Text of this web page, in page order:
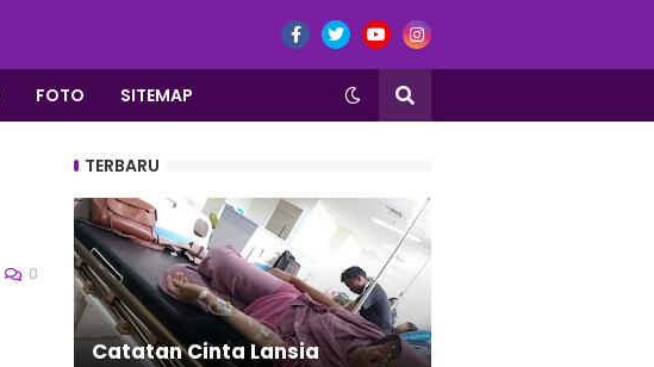
FOTO SITEMAP
0
TERBARU
Catatan Cinta Lansia